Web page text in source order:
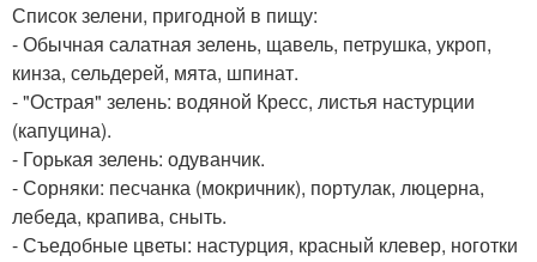
Список зелени, пригодной в пищу:
- Обычная салатная зелень, щавель, петрушка, укроп,
кинза, сельдерей, мята, шпинат.
- "Острая" зелень: водяной Кресс, листья настурции
(капуцина).
- Горькая зелень: одуванчик.
- Сорняки: песчанка (мокричник), портулак, люцерна,
лебеда, крапива, сныть.
- Съедобные цветы: настурция, красный клевер, ноготки